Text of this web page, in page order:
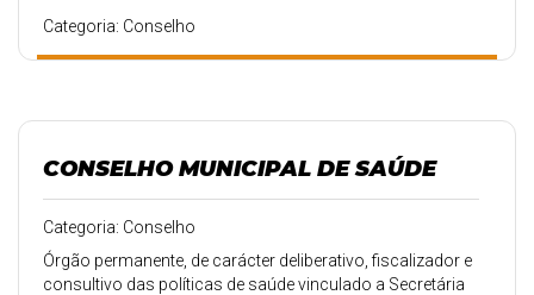
Categoria: Conselho
CONSELHO MUNICIPAL DE SAÚDE
Categoria: Conselho
Órgão permanente, de carácter deliberativo, fiscalizador e
consultivo das políticas de saúde vinculado a Secretária